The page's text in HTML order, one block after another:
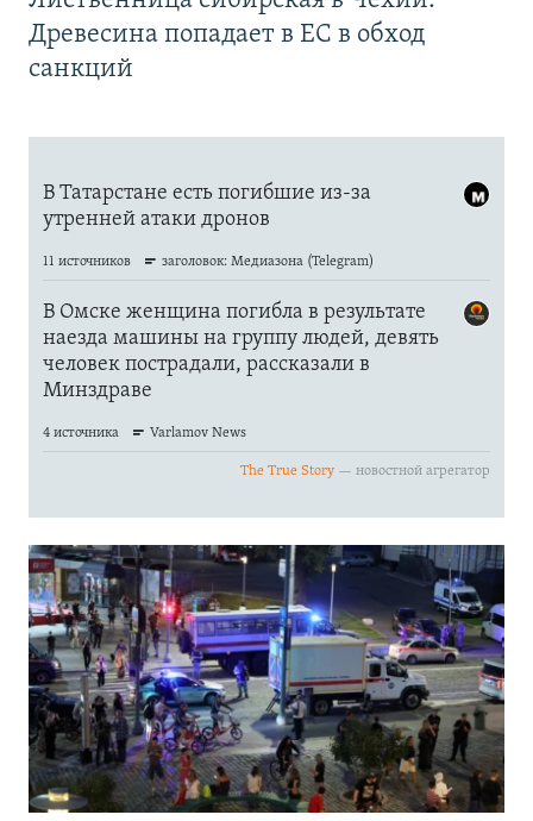
Древесина попадает в ЕС в обход
санкций